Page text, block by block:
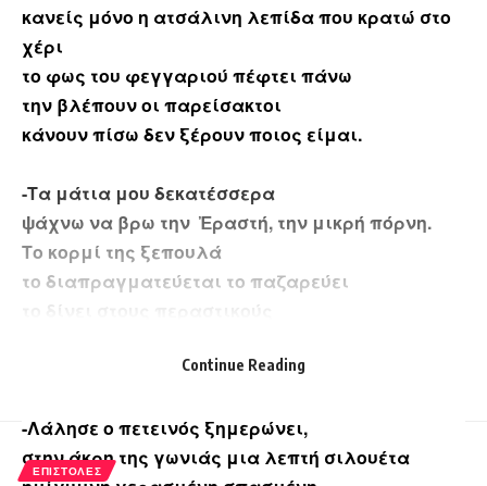
κανείς μόνο η ατσάλινη λεπίδα που κρατώ στο
χέρι
το φως του φεγγαριού πέφτει πάνω
την βλέπουν οι παρείσακτοι
κάνουν πίσω δεν ξέρουν ποιος είμαι.
-Τα μάτια μου δεκατέσσερα
ψάχνω να βρω την Ἐραστή, την μικρή πόρνη.
Το κορμί της ξεπουλά
το διαπραγματεύεται το παζαρεύει
μουχλιασμένα σεντόνια βρώμικα λερωμένα.
-Λάλησε ο πετεινός ξημερώνει,
στην άκρη της γωνιάς μια λεπτή σιλουέτα
Continue Reading
ΕΠΙΣΤΟΛΈΣ